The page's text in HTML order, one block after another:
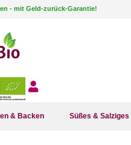
- mit Geld-zurück-Garantie!
& Backen Süßes & Salziges